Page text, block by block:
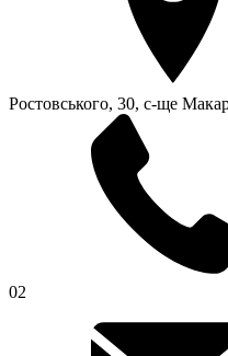
Ростовського, 30, с-ще
02